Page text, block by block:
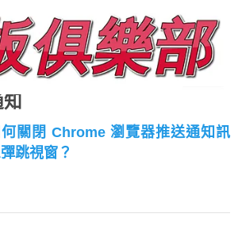
關閉 Chrome 瀏覽器推送通知訊
跳視窗？